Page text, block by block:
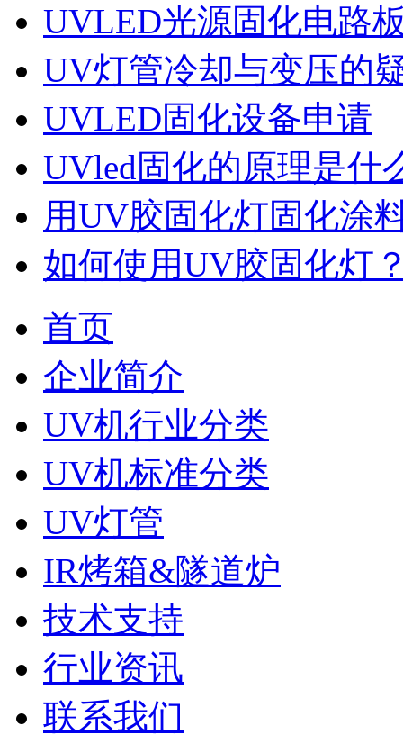
UVLED光源固化电路
UV灯管冷却与变压的
UVLED固化设备申请
UVled固化的原理是什
用UV胶固化灯固化涂
如何使用UV胶固化灯
首页
企业简介
UV机行业分类
UV机标准分类
UV灯管
IR烤箱&隧道炉
技术支持
行业资讯
联系我们